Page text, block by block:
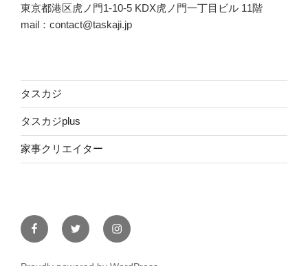
東京都港区虎ノ門1-10-5 KDX虎ノ門一丁目ビル 11階
mail：contact@taskaji.jp
タスカジ
タスカジplus
家事クリエイター
FacebookTwitter Instagram